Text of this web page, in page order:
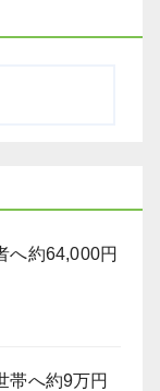
へ約64,000円
帯へ約9万円